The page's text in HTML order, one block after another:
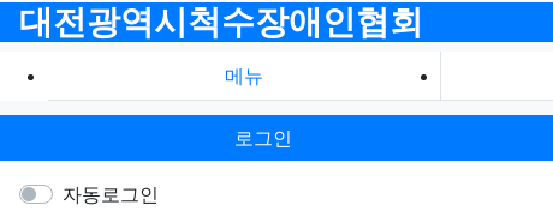
대전광역시척수장애인협회
메뉴
로그인
자동로그인